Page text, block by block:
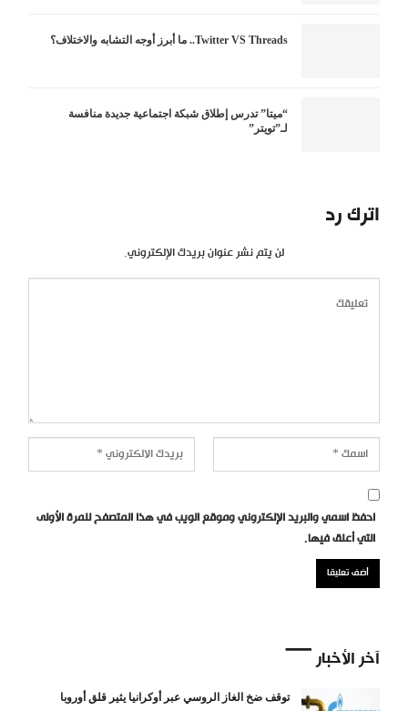
Twitter VS Threads.. ما أبرز أوجه التشابه والاختلاف؟
“ميتا” تدرس إطلاق شبكة اجتماعية جديدة منافسة
لـ”تويتر”
اترك رد
لن يتم نشر عنوان بريدك الإلكتروني.
احفظ اسمي والبريد الإلكتروني وموقع الويب في هذا المتصفح للمرة الأولى
التي أعلق فيها.
آخر الأخبار
توقف ضخ الغاز الروسي عبر أوكرانيا يثير قلق أوروبا